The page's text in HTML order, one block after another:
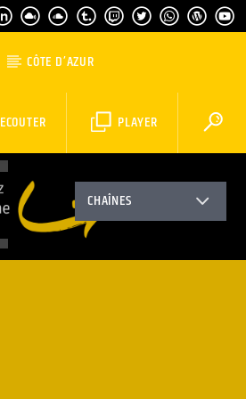
CÔTE D’AZUR
PLAYER
ECOUTER
CHAÎNES